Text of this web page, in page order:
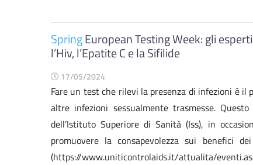
SpringEuropean Testing Week: gli
l’Hiv, l’Epatite C e la Sifilide
17/05/2024
Fare un test che rilevi la presenza di infezioni è il
altre infezioni sessualmente trasmesse.
dell’Istituto Superiore di Sanità (Iss), in
promuovere la consapevolezza sui benefici
(https://www.uniticontrolaids.it/attualita/